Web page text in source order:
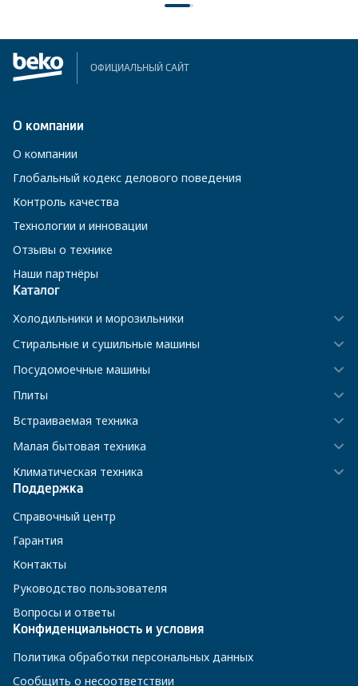
ОФИЦИАЛЬНЫЙ САЙТ
О компании
О компании
Глобальный кодекс делового поведения
Контроль качества
Технологии и инновации
Отзывы о технике
Наши партнёры
Каталог
Холодильники и морозильники
Стиральные и сушильные машины
Посудомоечные машины
Плиты
Встраиваемая техника
Малая бытовая техника
Климатическая техника
Поддержка
Справочный центр
Гарантия
Контакты
Руководство пользователя
Вопросы и ответы
Конфиденциальность и условия
Политика обработки персональных данных
Сообщить о несоответствии